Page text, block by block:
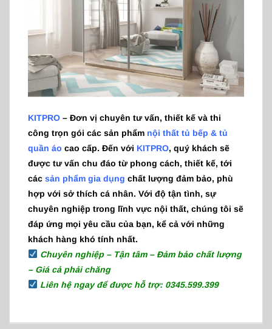
KITPRO – Đơn vị chuyên tư vấn, thiết kế và thi
công trọn gói các sản phẩm nội thất tủ bếp & tủ
quần áo cao cấp. Đến với KITPRO, quý khách sẽ
được tư vấn chu đáo từ phong cách, thiết kế, tới
các sản phẩm gia dụng chất lượng đảm bảo, phù
hợp với sở thích cá nhân. Với độ tận tình, sự
chuyên nghiệp trong lĩnh vực nội thất, chúng tôi sẽ
đáp ứng mọi yêu cầu của bạn, kể cả với những
khách hàng khó tính nhất.
Chuyên nghiệp – Tận tâm – Đảm bảo chất lượng
– Giá cả phải chăng
Liên hệ ngay để được hỗ trợ: 0345.599.399